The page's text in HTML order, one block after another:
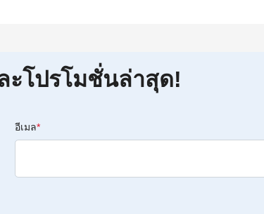
ะโปรโมชั่นล่าสุด!
อีเมล*